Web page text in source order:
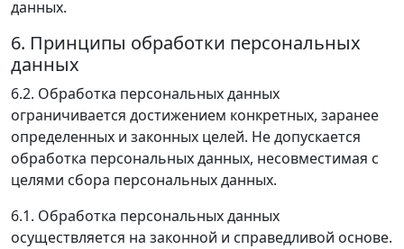
данных.
6. Принципы обработки персональных
данных
6.2. Обработка персональных данных
ограничивается достижением конкретных, заранее
определенных и законных целей. Не допускается
обработка персональных данных, несовместимая с
целями сбора персональных данных.
6.1. Обработка персональных данных
осуществляется на законной и справедливой основе.